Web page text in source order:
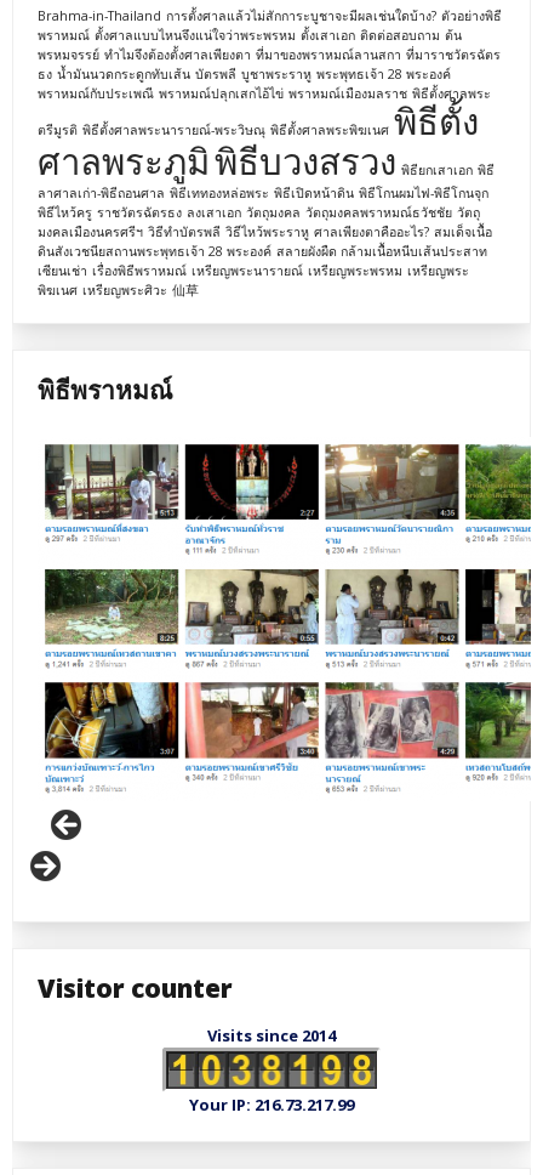
Brahma-in-Thailand การตั้งศาลแล้วไม่สักการะบูชาจะมีผลเช่นใดบ้าง? ตัวอย่างพิธี
พราหมณ์ ตั้งศาลแบบไหนจึงแน่ใจว่าพระพรหม ตั้งเสาเอก ติดต่อสอบถาม ต้น
พรหมจรรย์ ทำไมจึงต้องตั้งศาลเพียงตา ที่มาของพราหมณ์ลานสกา ที่มาราชวัตรฉัตร
ธง น้ำมันนวดกระดูกทับเส้น บัตรพลี บูชาพระราหู พระพุทธเจ้า 28 พระองค์
พราหมณ์กับประเพณี พราหมณ์ปลุกเสกไอ้ไข่ พราหมณ์เมืองมลราช พิธีตั้งศาลพระ
ตรีมูรติ พิธีตั้งศาลพระนารายณ์-พระวิษณุ พิธีตั้งศาลพระพิฆเนศ พิธีตั้ง
ศาลพระภูมิพิธีบวงสรวง พิธียกเสาเอก พิธี
ลาศาลเก่า-พิธีถอนศาล พิธีเททองหล่อพระ พิธีเปิดหน้าดิน พิธีโกนผมไฟ-พิธีโกนจุก
พิธีไหว้ครู ราชวัตรฉัตรธง ลงเสาเอก วัตถุมงคล วัตถุมงคลพราหมณ์ธวัชชัย วัตถุ
มงคลเมืองนครศรีฯ วิธีทำบัตรพลี วิธีไหว้พระราหู ศาลเพียงตาคืออะไร? สมเด็จเนื้อ
ดินสังเวชนียสถานพระพุทธเจ้า 28 พระองค์ สลายผังผืด กล้ามเนื้อหนีบเส้นประสาท
เซียนเช่า เรื่องพิธีพราหมณ์ เหรียญพระนารายณ์ เหรียญพระพรหม เหรียญพระ
พิฆเนศ เหรียญพระศิวะ 仙草
พิธีพราหมณ์
Visitor counter
Visits since 2014
Your IP: 216.73.217.99